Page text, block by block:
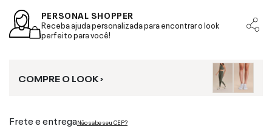
PERSONAL SHOPPER
Receba ajuda personalizada para encontrar o look
perfeito para você!
COMPRE O LOOK ›
Frete e entregaNão sabe seu CEP?